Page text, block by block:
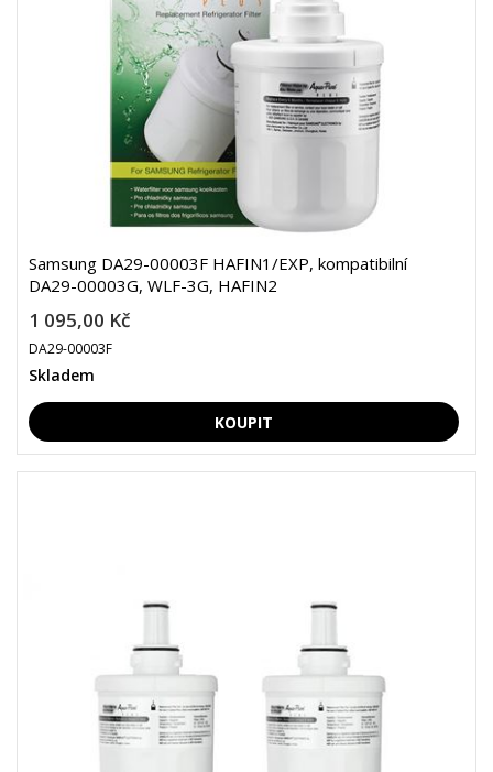
Samsung DA29-00003F HAFIN1/EXP, kompatibilní
DA29-00003G, WLF-3G, HAFIN2
1 095,00 Kč
DA29-00003F
Skladem